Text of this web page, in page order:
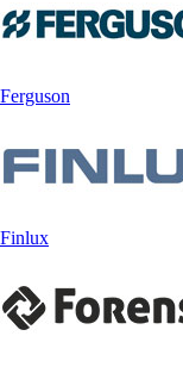
Ferguson
Finlux